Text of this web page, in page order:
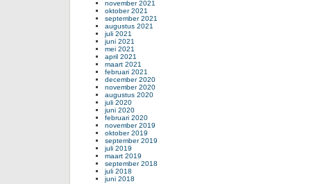
november 2021
oktober 2021
september 2021
augustus 2021
juli 2021
juni 2021
mei 2021
april 2021
maart 2021
februari 2021
december 2020
november 2020
augustus 2020
juli 2020
juni 2020
februari 2020
november 2019
oktober 2019
september 2019
juli 2019
maart 2019
september 2018
juli 2018
juni 2018